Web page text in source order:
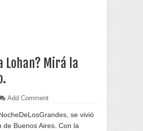
Lohan? Mirá la
Add Comment
se vivió
Buenos Aires. Con la